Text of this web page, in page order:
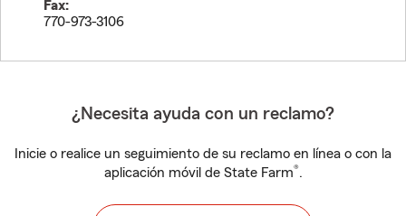
Fax:
770-973-3106
¿Necesita ayuda con un reclamo?
Inicie o realice un seguimiento de su reclamo en línea o con la
aplicación móvil de State Farm®.